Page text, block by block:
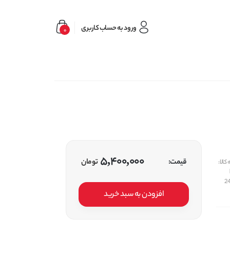
ورود به حساب کاربری 0
قیمت: 5,400,000 تومان
افزودن به سبد خرید